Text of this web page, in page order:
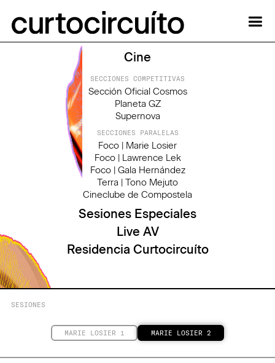
Cine
SECCIONES COMPETITIVAS
Sección Oficial Cosmos
Planeta GZ
Supernova
SECCIONES PARALELAS
Foco | Marie Losier
Foco | Lawrence Lek
Foco | Gala Hernández
Terra | Tono Mejuto
Cineclube de Compostela
Sesiones Especiales
Live AV
Residencia Curtocircuíto
SESIONES
MARIE LOSIER 1 MARIE LOSIER 2